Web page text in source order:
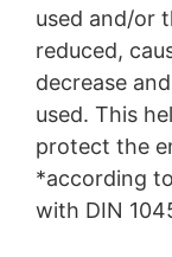
used and/or
reduced,
decrease
used. This
protect the
*according
with DIN